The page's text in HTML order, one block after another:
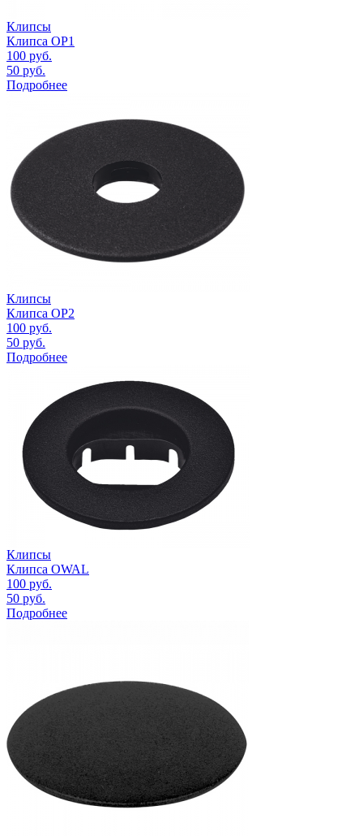
Клипсы
Клипса OP1
100 руб.
50 руб.
Подробнее
Клипсы
Клипса OP2
100 руб.
50 руб.
Подробнее
Клипсы
Клипса OWAL
100 руб.
50 руб.
Подробнее